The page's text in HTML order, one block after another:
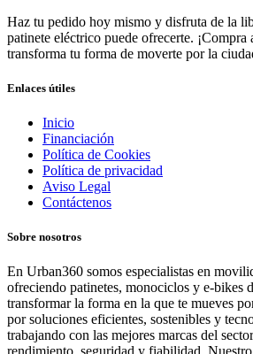
Haz tu pedido hoy mismo y disfruta de la
patinete eléctrico puede ofrecerte.
transforma tu forma de moverte por la
Enlaces útiles
Inicio
Financiación
Política de Cookies
Política de privacidad
Aviso Legal
Contáctenos
Sobre nosotros
En Urban360 somos especialistas en
ofreciendo patinetes, monociclos y e-bikes
transformar la forma en la que te mueves
por soluciones eficientes, sostenibles y
trabajando con las mejores marcas del